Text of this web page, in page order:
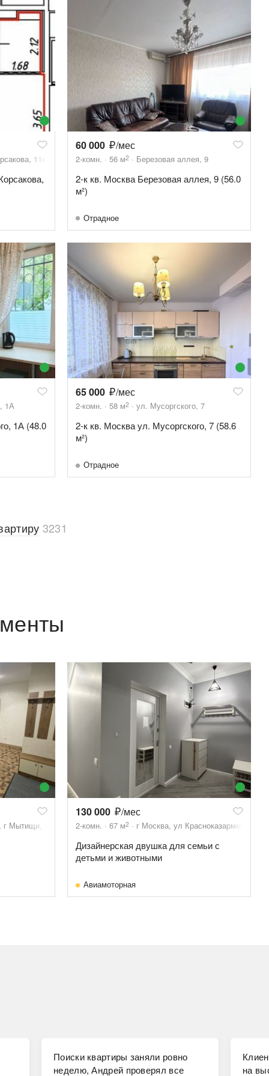
11к9
60 000 /мес
2-комн. 56 м2 Березовая аллея, 9
2-к кв. Москва Березовая аллея, 9 (56.0
м²)
Отрадное
1А
1А (48.0
65 000 /мес
2-комн. 58 м2 ул. Мусоргского, 7
2-к кв. Москва ул. Мусоргского, 7 (58.6
м²)
Отрадное
3231
г Мытищи, ул Колпакова, д 31
130 000 /мес
2-комн. 67 м2 г Москва, ул Красноказарменная,
Дизайнерская двушка для семьи с
детьми и животными
Авиамоторная
Поиски квартиры заняли ровно
неделю, Андрей проверял все
на